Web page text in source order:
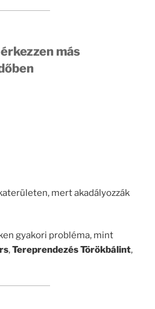
más
mert akadályozzák
gyakori probléma, mint
,Tereprendezés Törökbálint,